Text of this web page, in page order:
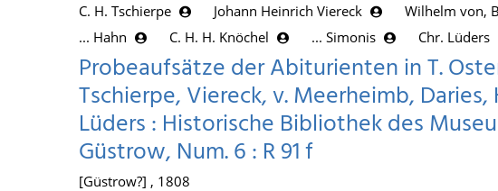
C. H. Tschierpe Johann Heinrich Viereck Wilhelm von,
... Hahn
C. H. H. Knöchel ... Simonis Chr. Lüders
Probeaufsätze der Abiturienten in T.
Tschierpe, Viereck, v. Meerheimb,
Lüders : Historische Bibliothek des
Güstrow, Num. 6 : R 91 f
[Güstrow?] , 1808